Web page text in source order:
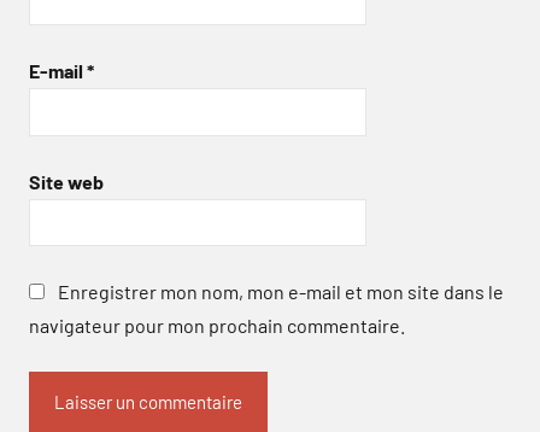
E-mail *
Site web
Enregistrer mon nom, mon e-mail et mon site dans le
navigateur pour mon prochain commentaire.